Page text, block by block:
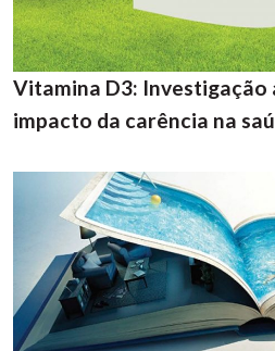
Vitamina D3: Investigação
impacto da carência na